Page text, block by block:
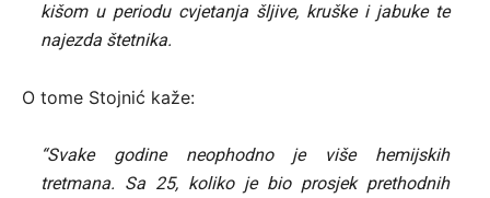
kišom u periodu cvjetanja šljive, kruške i jabuke te
najezda štetnika.
O tome Stojnić kaže:
“Svake godine neophodno je više hemijskih
tretmana. Sa 25, koliko je bio prosjek prethodnih